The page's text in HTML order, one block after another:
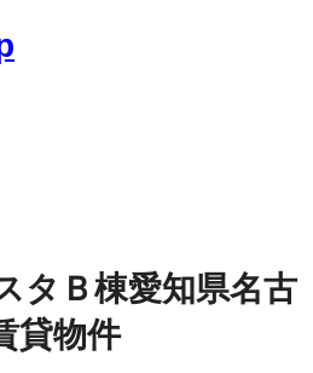
タＢ棟愛知県名古
貸物件